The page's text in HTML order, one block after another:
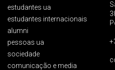
estudantes ua
estudantes internacionais
alumni
pessoas ua
sociedade
comunicação e media